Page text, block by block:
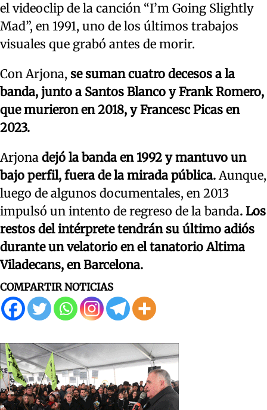
el videoclip de la canción “I’m Going Slightly
Mad”, en 1991, uno de los últimos trabajos
visuales que grabó antes de morir.
Con Arjona, se suman cuatro decesos a la
banda, junto a Santos Blanco y Frank Romero,
que murieron en 2018, y Francesc Picas en
2023.
Arjona dejó la banda en 1992 y mantuvo un
bajo perfil, fuera de la mirada pública.Aunque,
luego de algunos documentales, en 2013
impulsó un intento de regreso de la banda. Los
restos del intérprete tendrán su último adiós
durante un velatorio en el tanatorio Altima
Viladecans, en Barcelona.
COMPARTIR NOTICIAS